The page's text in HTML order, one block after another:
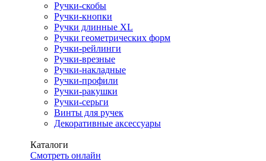
Ручки-скобы
Ручки-кнопки
Ручки длинные XL
Ручки геометрических форм
Ручки-рейлинги
Ручки-врезные
Ручки-накладные
Ручки-профили
Ручки-ракушки
Ручки-серьги
Винты для ручек
Декоративные аксессуары
Каталоги
Смотреть онлайн